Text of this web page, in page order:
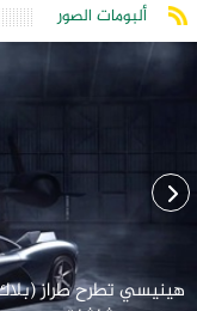
ألبومات الصور